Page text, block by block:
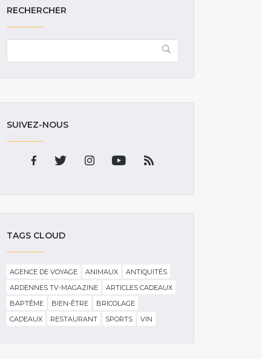
RECHERCHER
SUIVEZ-NOUS
TAGS CLOUD
AGENCE DE VOYAGE ANIMAUX
ANTIQUITÉS
ARDENNES TV-MAGAZINE
ARTICLES CADEAUX
BAPTÊME
BIEN-ÊTRE
BRICOLAGE
CADEAUX
RESTAURANT SPORTS VIN